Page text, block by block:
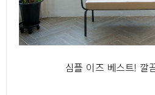
심플 이즈 베스트! 깔